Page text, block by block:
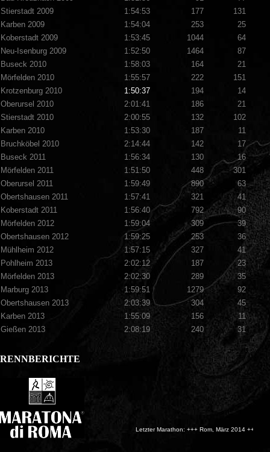
Stierstadt 2009
1:54:53 177
131
Karben 2009
1:54:04 253
25
Koberstadt 2009
1:53:45 1044
64
Neu-Isenburg 2009
1:52:50 1464
87
Buseck 2010
1:58:03 164
21
Mörfelden 2010
1:55:57 222
151
Krotzenburg 2010
1:50:37 194
14
Oberursel 2010
2:01:41 186
21
Stierstadt 2010
2:00:55 132
102
Karben 2010
1:53:30 187
11
Bruchköbel 2010
2:14:44 142
17
Buseck 2011
1:56:34 130
16
Mörfelden 2011
1:51:50 448
301
Oberursel 2011
1:59:49 890
63
Obertshausen 2011
1:57:41 321
41
Koberstadt 2011
1:56:40 792
90
Mörfelden 2012
1:59:04 309
39
Obertshausen 2012
1:59:25 253
36
Mühlheim 2012
1:57:15 327
41
Pohlheim 2013
2:02:12 187
23
Mörfelden 2013
2:02:30 289
35
Marburg 2013
1:59:51 1279
92
Obertshausen 2013
2:03:39 304
45
Karben 2013
1:55:09 156
11
Gießen 2013
2:08:19 240 31
RENNBERICHTE
Letzter Marathon: +++ Rom, März 2014 +++